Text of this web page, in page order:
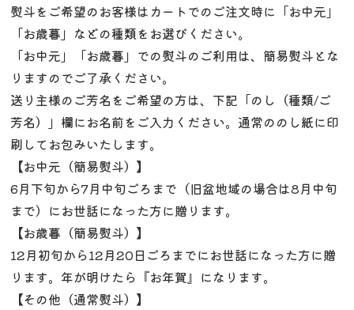
熨斗をご希望のお客様はカートでのご注文時に「お中元」
「お歳暮」などの種類をお選びください。
「お中元」「お歳暮」での熨斗のご利用は、簡易熨斗とな
りますのでご了承ください。
送り主様のご芳名をご希望の方は、下記「のし（種類/ご
芳名）」欄にお名前をご入力ください。通常ののし紙に印
刷してお包みいたします。
【お中元（簡易熨斗）】
6月下旬から7月中旬ごろまで（旧盆地域の場合は8月中旬
まで）にお世話になった方に贈ります。
【お歳暮（簡易熨斗）】
12月初旬から12月20日ごろまでにお世話になった方に贈
ります。年が明けたら『お年賀』になります。
【その他（通常熨斗）】